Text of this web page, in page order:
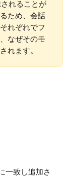
れることが
ため、会話
れぞれでフ
なぜそのモ
れます。
一致し追加さ